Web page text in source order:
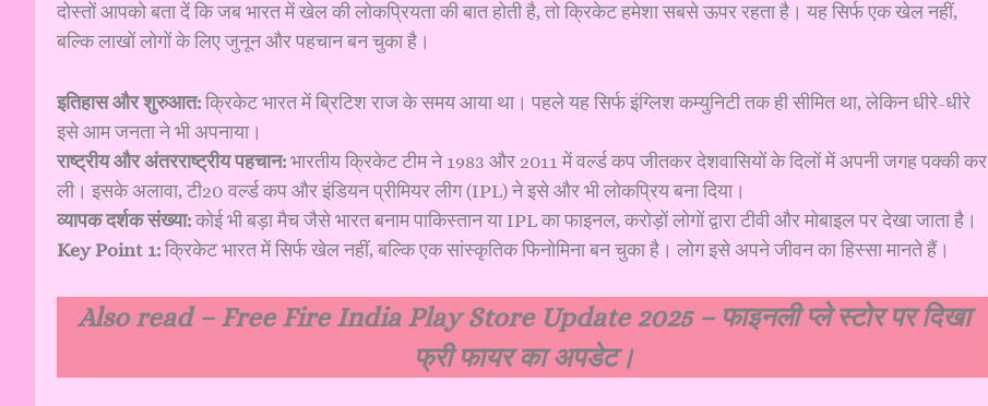
दोस्तों आपको बता दें कि जब भारत में खेल की लोकप्रियता की बात होती है, तो क्रिकेट हमेशा सबसे ऊपर रहता है। यह सिर्फ एक खेल नहीं,
बल्कि लाखों लोगों के लिए जुनून और पहचान बन चुका है।
इतिहास और शुरुआत:क्रिकेट भारत में ब्रिटिश राज के समय आया था। पहले यह सिर्फ इंग्लिश कम्युनिटी तक ही सीमित था, लेकिन धीरे-धीरे
इसे आम जनता ने भी अपनाया।
राष्ट्रीय और अंतरराष्ट्रीय पहचान: भारतीय क्रिकेट टीम ने 1983 और 2011 में वर्ल्ड कप जीतकर देशवासियों के दिलों में अपनी जगह पक्की कर
ली। इसके अलावा, टी20 वर्ल्ड कप और इंडियन प्रीमियर लीग (IPL) ने इसे और भी लोकप्रिय बना दिया।
व्यापक दर्शक संख्या:कोई भी बड़ा मैच जैसे भारत बनाम पाकिस्तान या IPL का फाइनल, करोड़ों लोगों द्वारा टीवी और मोबाइल पर देखा जाता है।
Key Point 1:क्रिकेट भारत में सिर्फ खेल नहीं, बल्कि एक सांस्कृतिक फिनोमिना बन चुका है। लोग इसे अपने जीवन का हिस्सा मानते हैं।
Also read – Free Fire India Play Store Update 2025 – फाइनली प्ले स्टोर पर दिखा
फ्री फायर का अपडेट।